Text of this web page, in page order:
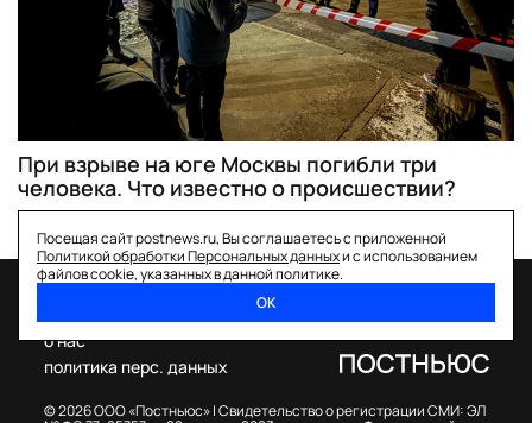
При взрыве на юге Москвы погибли три
человека. Что известно о происшествии?
Посещая сайт postnews.ru, Вы соглашаетесь с приложенной
Политикой обработки Персональных данныхи с использованием
файлов cookie, указанных в данной политике.
ОК
© 2026 ООО «Постньюс» |Свидетельство о регистрации СМИ: ЭЛ
о нас
политика перс. данных